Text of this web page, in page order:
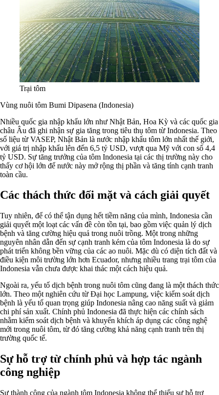
Trại tôm
Vùng nuôi tôm Bumi Dipasena (Indonesia)
Nhiều quốc gia nhập khẩu lớn như Nhật Bản, Hoa Kỳ và các quốc gia
châu Âu đã ghi nhận sự gia tăng trong tiêu thụ tôm từ Indonesia. Theo
số liệu từ VASEP, Nhật Bản là nước nhập khẩu tôm lớn nhất thế giới,
với giá trị nhập khẩu lên đến 6,5 tỷ USD, vượt qua Mỹ với con số 4,4
tỷ USD. Sự tăng trưởng của tôm Indonesia tại các thị trường này cho
thấy cơ hội lớn để nước này mở rộng thị phần và tăng tính cạnh tranh
toàn cầu.
Các thách thức đối mặt và cách giải quyết
Tuy nhiên, để có thể tận dụng hết tiềm năng của mình, Indonesia cần
giải quyết một loạt các vấn đề còn tồn tại, bao gồm việc quản lý dịch
bệnh và tăng cường hiệu quả trong nuôi trồng. Một trong những
nguyên nhân dẫn đến sự cạnh tranh kém của tôm Indonesia là do sự
phát triển không bền vững của các ao nuôi. Mặc dù có diện tích đất và
điều kiện môi trường lớn hơn Ecuador, nhưng nhiều trang trại tôm của
Indonesia vẫn chưa được khai thác một cách hiệu quả.
Ngoài ra, yếu tố dịch bệnh trong nuôi tôm cũng đang là một thách thức
lớn. Theo một nghiên cứu từ Đại học Lampung, việc kiểm soát dịch
bệnh là yếu tố quan trọng giúp Indonesia nâng cao năng suất và giảm
chi phí sản xuất. Chính phủ Indonesia đã thực hiện các chính sách
nhằm kiểm soát dịch bệnh và khuyến khích áp dụng các công nghệ
mới trong nuôi tôm, từ đó tăng cường khả năng cạnh tranh trên thị
trường quốc tế.
Sự hỗ trợ từ chính phủ và hợp tác ngành
công nghiệp
Sự thành công của ngành tôm Indonesia không thể thiếu sự hỗ trợ